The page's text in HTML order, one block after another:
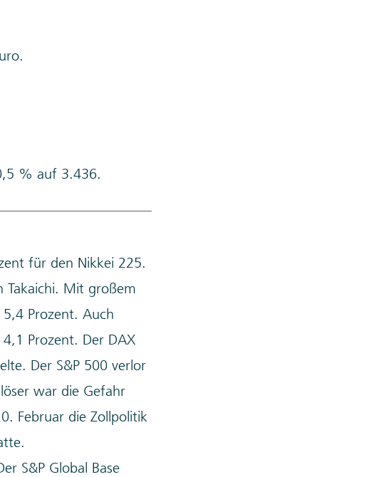
% auf 3.436.
für den Nikkei 225.
Takaichi. Mit großem
Prozent. Auch
Prozent. Der DAX
Der S&P 500 verlor
war die Gefahr
Februar die Zollpolitik
S&P Global Base